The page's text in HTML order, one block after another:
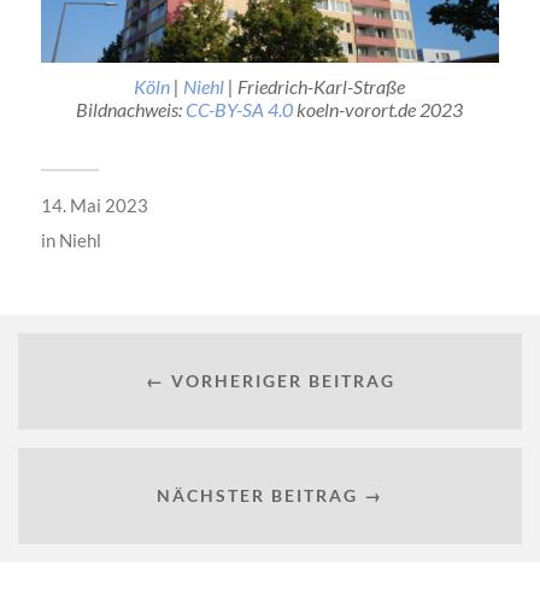
Köln | Niehl | Friedrich-Karl-Straße
Bildnachweis:CC-BY-SA 4.0koeln-vorort.de 2023
14. Mai 2023
in Niehl
← VORHERIGER BEITRAG
NÄCHSTER BEITRAG →